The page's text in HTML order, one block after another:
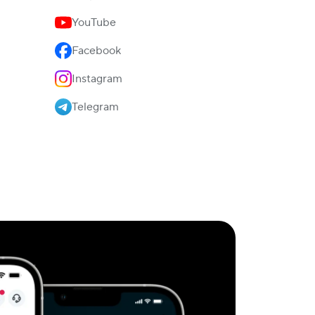
YouTube
Facebook
Instagram
Telegram